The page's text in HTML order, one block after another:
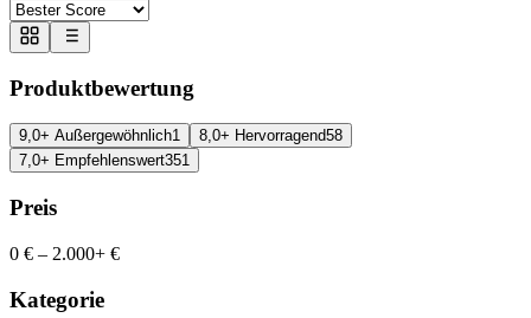
Produktbewertung
9,0+ Außergewöhnlich1 8,0+ Hervorragend58
7,0+ Empfehlenswert351
Preis
0 € – 2.000+ €
Kategorie